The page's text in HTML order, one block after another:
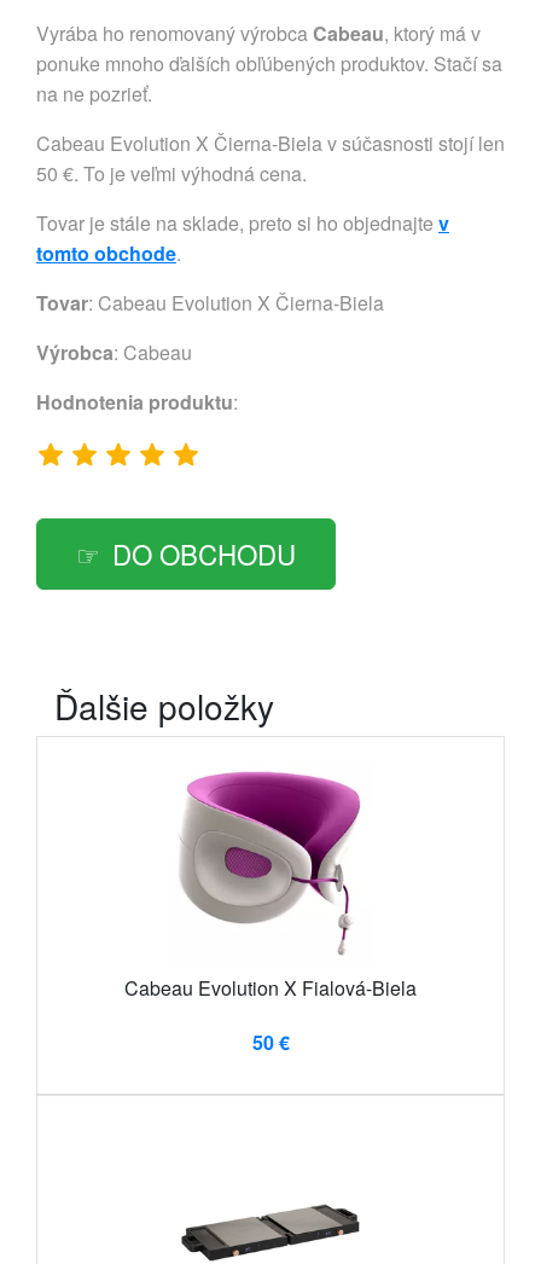
Vyrába ho renomovaný výrobcaCabeau, ktorý má v
ponuke mnoho ďalších obľúbených produktov. Stačí sa
na ne pozrieť.
Cabeau Evolution X Čierna-Biela v súčasnosti stojí len
50 €. To je veľmi výhodná cena.
Tovar je stále na sklade, preto si ho objednajte v
tomto obchode.
Tovar: Cabeau Evolution X Čierna-Biela
Výrobca: Cabeau
Hodnotenia produktu:
DO OBCHODU
Ďalšie položky
Cabeau Evolution X Fialová-Biela
50 €